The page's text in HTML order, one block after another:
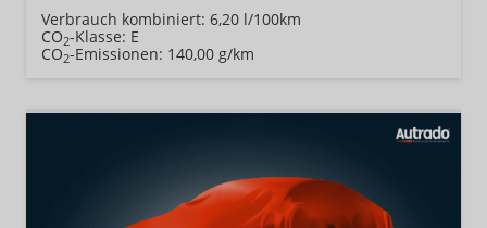
Verbrauch kombiniert: 6,20 l/100km
CO2-Klasse: E
CO2-Emissionen: 140,00 g/km